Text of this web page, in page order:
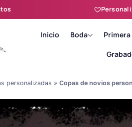
Inicio Boda
personalizadas » Copas de novios